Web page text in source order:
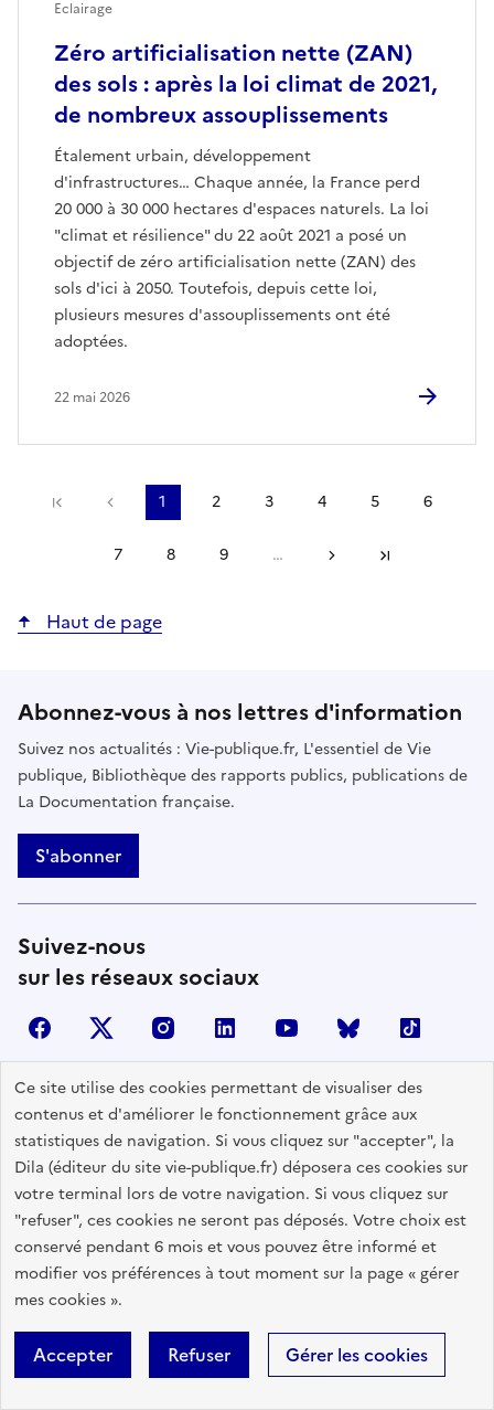
Ce site utilise des cookies permettant de visualiser des
contenus et d'améliorer le fonctionnement grâce aux
statistiques de navigation. Si vous cliquez sur "accepter", la
Dila (éditeur du site vie-publique.fr) déposera ces cookies sur
votre terminal lors de votre navigation. Si vous cliquez sur
"refuser", ces cookies ne seront pas déposés. Votre choix est
conservé pendant 6 mois et vous pouvez être informé et
modifier vos préférences à tout moment sur la page « gérer
mes cookies ».
Accepter Refuser Gérer les cookies
Zéro artificialisation nette (ZAN)
des sols : après la loi climat de 2021,
de nombreux assouplissements
Étalement urbain, développement
d'infrastructures… Chaque année, la France perd
20 000 à 30 000 hectares d'espaces naturels. La loi
"climat et résilience" du 22 août 2021 a posé un
objectif de zéro artificialisation nette (ZAN) des
sols d'ici à 2050. Toutefois, depuis cette loi,
plusieurs mesures d'assouplissements ont été
adoptées.
Eclairage
22 mai 2026
Première pagePrécédent
Page
1 Page
2 Page
3 Page
4 Page
5 Page
6
Page
7 Page
8 Page
9 … SuivantDernière page
Haut de page
Abonnez-vous à nos lettres d'information
Suivez nos actualités : Vie-publique.fr, L'essentiel de Vie
publique, Bibliothèque des rapports publics, publications de
La Documentation française.
S'abonner
Suivez-nous
sur les réseaux sociaux
facebook X (anciennement Twitter)
instagramlinkedin youtube Bluesky
Contactez-nous
Lettres d'information
Espace Presse
Utiliser nos contenus
Flux RSS
Travailler avec Vie publique
Glossaire